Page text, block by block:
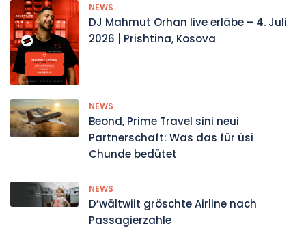
NEWS
DJ Mahmut Orhan live erläbe – 4. Juli
2026 | Prishtina, Kosova
NEWS
Beond, Prime Travel sini neui
Partnerschaft: Was das für üsi
Chunde bedütet
NEWS
D’wältwiit gröschte Airline nach
Passagierzahle